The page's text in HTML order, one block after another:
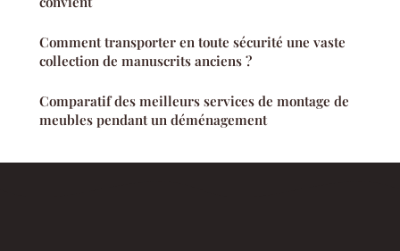
Comment transporter en toute sécurité une vaste
collection de manuscrits anciens ?
Comparatif des meilleurs services de montage de
meubles pendant un déménagement